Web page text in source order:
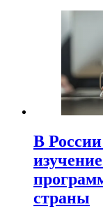
В
страны